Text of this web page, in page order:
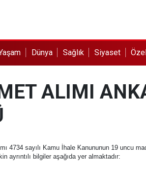
Dünya Sağlık Siyaset
ALIMI
4734 sayılı Kamu İhale Kanununun 19 uncu
ayrıntılı bilgiler aşağıda yer almaktadır: